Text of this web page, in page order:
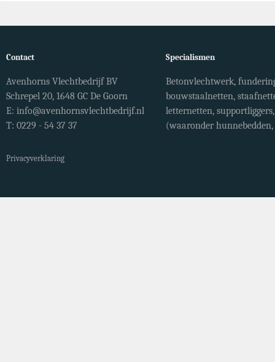
Contact
Avenhorns Vlechtbedrijf BV
Schrepel 20, 1648 GC De Goorn
E: info@avenhornsvlechtbedrijf.nl
T: 0229 - 54 37 37
Privacyverklaring
Specialismen
Betonvlechtwerk,
bouwstaalnetten,
letternetten,
(waaronder